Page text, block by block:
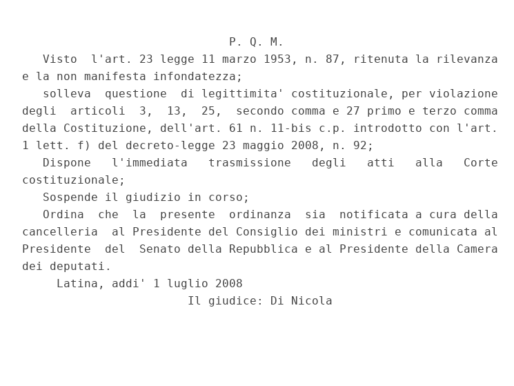
                              P. Q. M.
   Visto  l'art. 23 legge 11 marzo 1953, n. 87, ritenuta la rilevanza
e la non manifesta infondatezza;
   solleva  questione  di legittimita' costituzionale, per violazione
degli  articoli  3,  13,  25,  secondo comma e 27 primo e terzo comma
della Costituzione, dell'art. 61 n. 11-bis c.p. introdotto con l'art.
1 lett. f) del decreto-legge 23 maggio 2008, n. 92;
   Dispone   l'immediata   trasmissione   degli   atti   alla   Corte
costituzionale;
   Sospende il giudizio in corso;
   Ordina  che  la  presente  ordinanza  sia  notificata a cura della
cancelleria  al Presidente del Consiglio dei ministri e comunicata al
Presidente  del  Senato della Repubblica e al Presidente della Camera
dei deputati.
     Latina, addi' 1 luglio 2008